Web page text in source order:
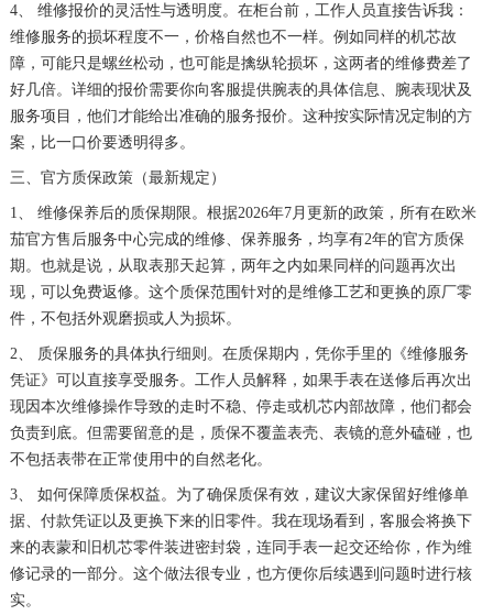
4、 维修报价的灵活性与透明度。在柜台前，工作人员直接告诉我：
维修服务的损坏程度不一，价格自然也不一样。例如同样的机芯故
障，可能只是螺丝松动，也可能是擒纵轮损坏，这两者的维修费差了
好几倍。详细的报价需要你向客服提供腕表的具体信息、腕表现状及
服务项目，他们才能给出准确的服务报价。这种按实际情况定制的方
案，比一口价要透明得多。
三、官方质保政策（最新规定）
1、 维修保养后的质保期限。根据2026年7月更新的政策，所有在欧米
茄官方售后服务中心完成的维修、保养服务，均享有2年的官方质保
期。也就是说，从取表那天起算，两年之内如果同样的问题再次出
现，可以免费返修。这个质保范围针对的是维修工艺和更换的原厂零
件，不包括外观磨损或人为损坏。
2、 质保服务的具体执行细则。在质保期内，凭你手里的《维修服务
凭证》可以直接享受服务。工作人员解释，如果手表在送修后再次出
现因本次维修操作导致的走时不稳、停走或机芯内部故障，他们都会
负责到底。但需要留意的是，质保不覆盖表壳、表镜的意外磕碰，也
不包括表带在正常使用中的自然老化。
3、 如何保障质保权益。为了确保质保有效，建议大家保留好维修单
据、付款凭证以及更换下来的旧零件。我在现场看到，客服会将换下
来的表蒙和旧机芯零件装进密封袋，连同手表一起交还给你，作为维
修记录的一部分。这个做法很专业，也方便你后续遇到问题时进行核
实。